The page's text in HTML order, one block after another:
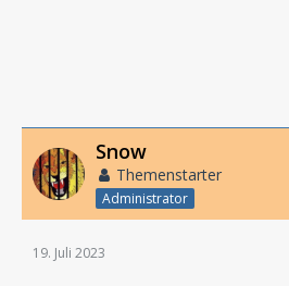
Snow
Themenstarter
Administrator
19. Juli 2023